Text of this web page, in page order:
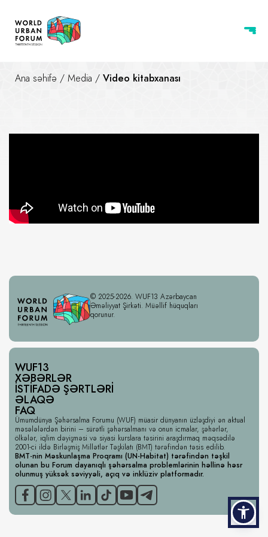
Ana səhifə / Media / Video kitabxanası
© 2025-2026. WUF13 Azərbaycan
Əməliyyat Şirkəti. Müəllif hüquqları
qorunur.
WUF13
XƏBƏRLƏR
İSTIFADƏ ŞƏRTLƏRI
ƏLAQƏ
FAQ
Ümumdünya Şəhərsalma Forumu (WUF) müasir dünyanın üzləşdiyi ən aktual
məsələlərdən birini – sürətli şəhərsalmanı və onun icmalar, şəhərlər,
ölkələr, iqlim dəyişməsi və siyasi kurslara təsirini araşdırmaq məqsədilə
2001-ci ildə Birləşmiş Millətlər Təşkilatı (BMT) tərəfindən təsis edilib.
BMT-nin Məskunlaşma Proqramı (UN-Habitat) tərəfindən təşkil
olunan bu Forum dayanıqlı şəhərsalma problemlərinin həllinə həsr
olunmuş yüksək səviyyəli, açıq və inklüziv platformadır.